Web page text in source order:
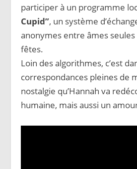
participer à un programme
Cupid”, un système
anonymes entre âmes
fêtes.
Loin des algorithmes, c’est
correspondances pleines de
nostalgie qu’Hannah va
humaine, mais aussi un